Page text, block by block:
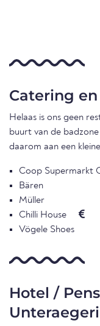
Catering
Helaas is ons geen
buurt van de
daarom aan een
Coop Supermarkt
Bären
Müller
Chilli House
Vögele Shoes
Hotel /
Unteraegeri